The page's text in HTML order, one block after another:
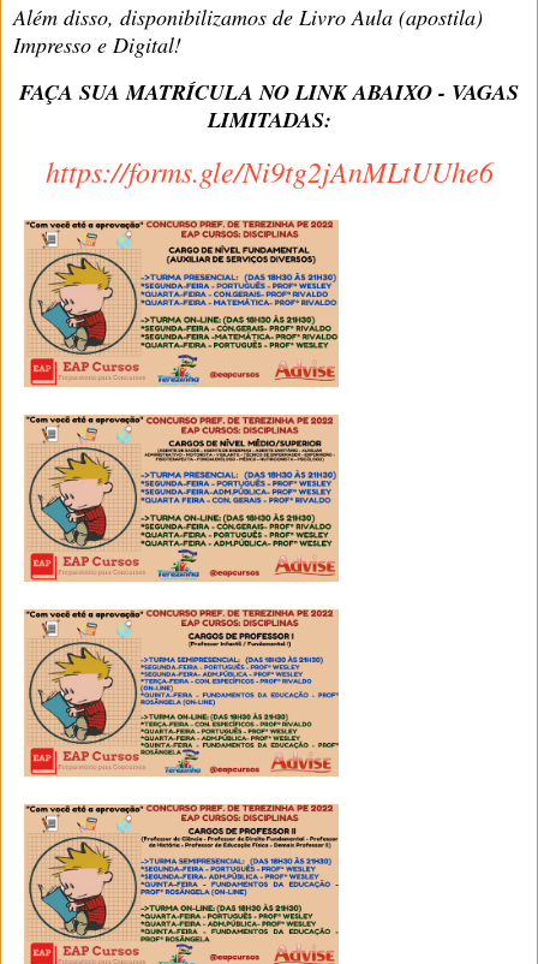
Além disso, disponibilizamos de Livro Aula (apostila)
Impresso e Digital!
FAÇA SUA MATRÍCULA NO LINK ABAIXO - VAGAS
LIMITADAS:
https://forms.gle/Ni9tg2jAnMLtUUhe6